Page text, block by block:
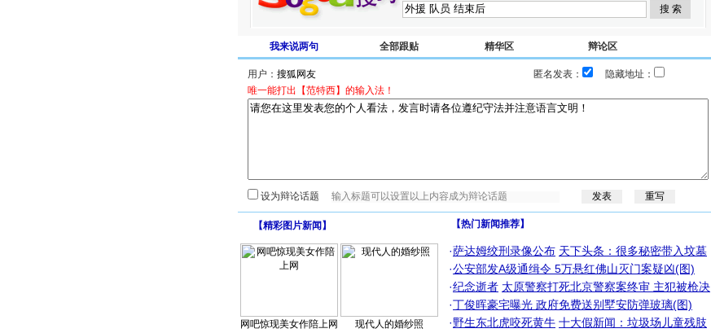
我来说两句 全部跟贴 精华区 辩论区
用户： 匿名发表：
隐藏地址：
唯一能打出【范特西】的输入法！
设为辩论话题
【精彩图片新闻 】
网吧惊现美女作陪上网 现代人的婚纱照
【热门新闻推荐】
·萨达姆绞刑录像公布 天下头条：很多秘密带入坟墓
·公安部发A级通缉令 5万悬红佛山灭门案疑凶(图)
·纪念逝者 太原警察打死北京警察案终审 主犯被枪决
·丁俊晖豪宅曝光 政府免费送别墅安防弹玻璃(图)
·野生东北虎咬死黄牛 十大假新闻：垃圾场儿童残肢